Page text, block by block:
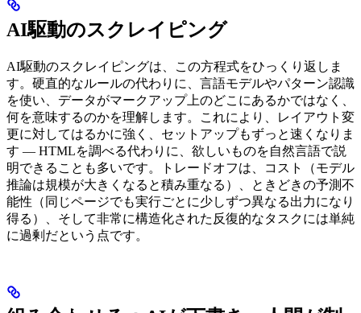
AI駆動のスクレイピング
AI駆動のスクレイピングは、この方程式をひっくり返しま
す。硬直的なルールの代わりに、言語モデルやパターン認識
を使い、データがマークアップ上のどこにあるかではなく、
何を意味するのかを理解します。これにより、レイアウト変
更に対してはるかに強く、セットアップもずっと速くなりま
す — HTMLを調べる代わりに、欲しいものを自然言語で説
明できることも多いです。トレードオフは、コスト（モデル
推論は規模が大きくなると積み重なる）、ときどきの予測不
能性（同じページでも実行ごとに少しずつ異なる出力になり
得る）、そして非常に構造化された反復的なタスクには単純
に過剰だという点です。